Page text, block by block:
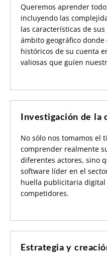
Queremos aprender
incluyendo las
las características de
ámbito geográfico
históricos de su cuenta
valiosas que guíen
Investigación de la
No sólo nos tomamos el
comprender realmente
diferentes actores, sino
software líder en el
huella publicitaria digital
competidores.
Estrategia y